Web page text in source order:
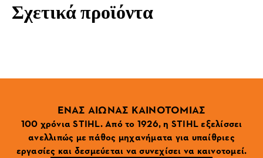
Σχετικά προϊόντα
ΕΝΑΣ ΑΙΩΝΑΣ ΚΑΙΝΟΤΟΜΙΑΣ
100 χρόνια STIHL. Από το 1926, η STIHL εξελίσσει
ανελλιπώς με πάθος μηχανήματα για υπαίθριες
εργασίες και δεσμεύεται να συνεχίσει να καινοτομεί.